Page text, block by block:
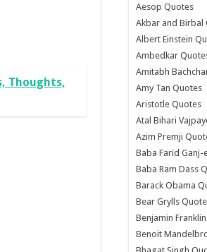
Thoughts,
Aesop Quotes
Akbar and Birbal
Albert Einstein
Ambedkar
Amitabh
Amy Tan Quotes
Aristotle Quotes
Atal Bihari
Azim Premji
Baba Farid Ganj-
Baba Ram Dass
Barack Obama
Bear Grylls
Benjamin
Benoit